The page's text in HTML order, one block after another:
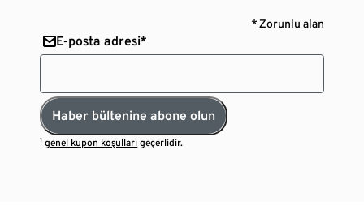
* Zorunlu alan
E-posta adresi*
Haber bültenine abone olun
¹genel kupon koşulları geçerlidir.